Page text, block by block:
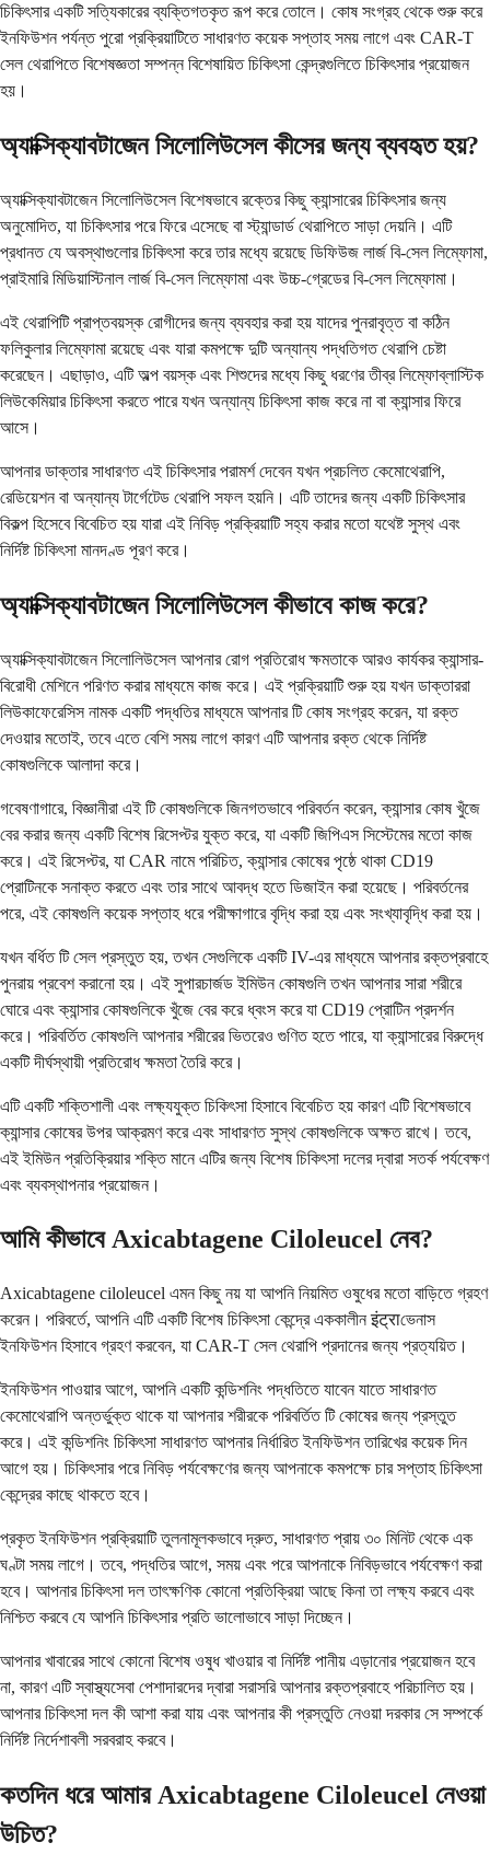
চিকিৎসার একটি সত্যিকারের ব্যক্তিগতকৃত রূপ করে তোলে। কোষ সংগ্রহ থেকে শুরু করে
ইনফিউশন পর্যন্ত পুরো প্রক্রিয়াটিতে সাধারণত কয়েক সপ্তাহ সময় লাগে এবং CAR-T
সেল থেরাপিতে বিশেষজ্ঞতা সম্পন্ন বিশেষায়িত চিকিৎসা কেন্দ্রগুলিতে চিকিৎসার প্রয়োজন
হয়।
অ্যাক্সিক্যাবটাজেন সিলোলিউসেল কীসের জন্য ব্যবহৃত হয়?
অ্যাক্সিক্যাবটাজেন সিলোলিউসেল বিশেষভাবে রক্তের কিছু ক্যান্সারের চিকিৎসার জন্য
অনুমোদিত, যা চিকিৎসার পরে ফিরে এসেছে বা স্ট্যান্ডার্ড থেরাপিতে সাড়া দেয়নি। এটি
প্রধানত যে অবস্থাগুলোর চিকিৎসা করে তার মধ্যে রয়েছে ডিফিউজ লার্জ বি-সেল লিম্ফোমা,
প্রাইমারি মিডিয়াস্টিনাল লার্জ বি-সেল লিম্ফোমা এবং উচ্চ-গ্রেডের বি-সেল লিম্ফোমা।
এই থেরাপিটি প্রাপ্তবয়স্ক রোগীদের জন্য ব্যবহার করা হয় যাদের পুনরাবৃত্ত বা কঠিন
ফলিকুলার লিম্ফোমা রয়েছে এবং যারা কমপক্ষে দুটি অন্যান্য পদ্ধতিগত থেরাপি চেষ্টা
করেছেন। এছাড়াও, এটি অল্প বয়স্ক এবং শিশুদের মধ্যে কিছু ধরণের তীব্র লিম্ফোব্লাস্টিক
লিউকেমিয়ার চিকিৎসা করতে পারে যখন অন্যান্য চিকিৎসা কাজ করে না বা ক্যান্সার ফিরে
আসে।
আপনার ডাক্তার সাধারণত এই চিকিৎসার পরামর্শ দেবেন যখন প্রচলিত কেমোথেরাপি,
রেডিয়েশন বা অন্যান্য টার্গেটেড থেরাপি সফল হয়নি। এটি তাদের জন্য একটি চিকিৎসার
বিকল্প হিসেবে বিবেচিত হয় যারা এই নিবিড় প্রক্রিয়াটি সহ্য করার মতো যথেষ্ট সুস্থ এবং
নির্দিষ্ট চিকিৎসা মানদণ্ড পূরণ করে।
অ্যাক্সিক্যাবটাজেন সিলোলিউসেল কীভাবে কাজ করে?
অ্যাক্সিক্যাবটাজেন সিলোলিউসেল আপনার রোগ প্রতিরোধ ক্ষমতাকে আরও কার্যকর ক্যান্সার-
বিরোধী মেশিনে পরিণত করার মাধ্যমে কাজ করে। এই প্রক্রিয়াটি শুরু হয় যখন ডাক্তাররা
লিউকাফেরেসিস নামক একটি পদ্ধতির মাধ্যমে আপনার টি কোষ সংগ্রহ করেন, যা রক্ত ​​
দেওয়ার মতোই, তবে এতে বেশি সময় লাগে কারণ এটি আপনার রক্ত ​​থেকে নির্দিষ্ট
কোষগুলিকে আলাদা করে।
গবেষণাগারে, বিজ্ঞানীরা এই টি কোষগুলিকে জিনগতভাবে পরিবর্তন করেন, ক্যান্সার কোষ খুঁজে
বের করার জন্য একটি বিশেষ রিসেপ্টর যুক্ত করে, যা একটি জিপিএস সিস্টেমের মতো কাজ
করে। এই রিসেপ্টর, যা CAR নামে পরিচিত, ক্যান্সার কোষের পৃষ্ঠে থাকা CD19
প্রোটিনকে সনাক্ত করতে এবং তার সাথে আবদ্ধ হতে ডিজাইন করা হয়েছে। পরিবর্তনের
পরে, এই কোষগুলি কয়েক সপ্তাহ ধরে পরীক্ষাগারে বৃদ্ধি করা হয় এবং সংখ্যাবৃদ্ধি করা হয়।
যখন বর্ধিত টি সেল প্রস্তুত হয়, তখন সেগুলিকে একটি IV-এর মাধ্যমে আপনার রক্তপ্রবাহে
পুনরায় প্রবেশ করানো হয়। এই সুপারচার্জড ইমিউন কোষগুলি তখন আপনার সারা শরীরে
ঘোরে এবং ক্যান্সার কোষগুলিকে খুঁজে বের করে ধ্বংস করে যা CD19 প্রোটিন প্রদর্শন
করে। পরিবর্তিত কোষগুলি আপনার শরীরের ভিতরেও গুণিত হতে পারে, যা ক্যান্সারের বিরুদ্ধে
একটি দীর্ঘস্থায়ী প্রতিরোধ ক্ষমতা তৈরি করে।
এটি একটি শক্তিশালী এবং লক্ষ্যযুক্ত চিকিৎসা হিসাবে বিবেচিত হয় কারণ এটি বিশেষভাবে
ক্যান্সার কোষের উপর আক্রমণ করে এবং সাধারণত সুস্থ কোষগুলিকে অক্ষত রাখে। তবে,
এই ইমিউন প্রতিক্রিয়ার শক্তি মানে এটির জন্য বিশেষ চিকিৎসা দলের দ্বারা সতর্ক পর্যবেক্ষণ
এবং ব্যবস্থাপনার প্রয়োজন।
আমি কীভাবে Axicabtagene Ciloleucel নেব?
Axicabtagene ciloleucel এমন কিছু নয় যা আপনি নিয়মিত ওষুধের মতো বাড়িতে গ্রহণ
করেন। পরিবর্তে, আপনি এটি একটি বিশেষ চিকিৎসা কেন্দ্রে এককালীন इंट्राভেনাস
ইনফিউশন হিসাবে গ্রহণ করবেন, যা CAR-T সেল থেরাপি প্রদানের জন্য প্রত্যয়িত।
ইনফিউশন পাওয়ার আগে, আপনি একটি কন্ডিশনিং পদ্ধতিতে যাবেন যাতে সাধারণত
কেমোথেরাপি অন্তর্ভুক্ত থাকে যা আপনার শরীরকে পরিবর্তিত টি কোষের জন্য প্রস্তুত
করে। এই কন্ডিশনিং চিকিৎসা সাধারণত আপনার নির্ধারিত ইনফিউশন তারিখের কয়েক দিন
আগে হয়। চিকিৎসার পরে নিবিড় পর্যবেক্ষণের জন্য আপনাকে কমপক্ষে চার সপ্তাহ চিকিৎসা
কেন্দ্রের কাছে থাকতে হবে।
প্রকৃত ইনফিউশন প্রক্রিয়াটি তুলনামূলকভাবে দ্রুত, সাধারণত প্রায় ৩০ মিনিট থেকে এক
ঘণ্টা সময় লাগে। তবে, পদ্ধতির আগে, সময় এবং পরে আপনাকে নিবিড়ভাবে পর্যবেক্ষণ করা
হবে। আপনার চিকিৎসা দল তাৎক্ষণিক কোনো প্রতিক্রিয়া আছে কিনা তা লক্ষ্য করবে এবং
নিশ্চিত করবে যে আপনি চিকিৎসার প্রতি ভালোভাবে সাড়া দিচ্ছেন।
আপনার খাবারের সাথে কোনো বিশেষ ওষুধ খাওয়ার বা নির্দিষ্ট পানীয় এড়ানোর প্রয়োজন হবে
না, কারণ এটি স্বাস্থ্যসেবা পেশাদারদের দ্বারা সরাসরি আপনার রক্তপ্রবাহে পরিচালিত হয়।
আপনার চিকিৎসা দল কী আশা করা যায় এবং আপনার কী প্রস্তুতি নেওয়া দরকার সে সম্পর্কে
নির্দিষ্ট নির্দেশাবলী সরবরাহ করবে।
কতদিন ধরে আমার Axicabtagene Ciloleucel নেওয়া
উচিত?